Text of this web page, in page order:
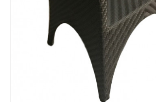
AKSESUARLAR
OBJELER